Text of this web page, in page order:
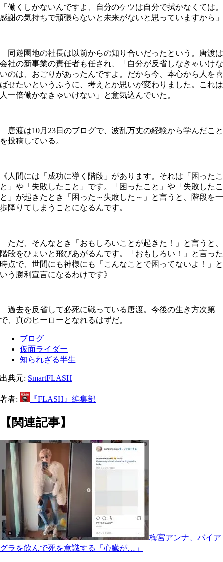
「働くしかないんですよ、自分のケツは自分で拭かなくては。
感謝の気持ちで頑張らないと未来がないと思っていますから」
同遊園地の社長は以前からの知り合いだったという。唐渡は
会社の新事業の責任者も任され、「自分が反省しなきゃいけな
いのは、おごりがあったんですよ。だから今、本心から人を喜
ばせたいというふうに、考えとか思いが変わりました。これは
人一倍働かなきゃいけない」と意気込んでいた。
唐渡は10月23日のブログで、波乱万丈の経験から学んだこと
を投稿している。
《人間には「成功に導く階段」があります。それは「困ったこ
と」や「失敗したこと」です。「困ったこと」や「失敗したこ
と」が起きたとき「困った～失敗した～」と言うと、階段を一
歩降りてしまうことになるんです。
ただ、そんなとき「おもしろいことが起きた！」と言うと、
階段をひょいと飛びあがるんです。「おもしろい！」と言った
時点で、世間にも神様にも「こんなことで困ってないよ！」と
いう勝利宣言になるわけです》
過去を反省して必死に戦っている唐渡。今後の生き方次第
で、真のヒーローとなれるはずだ。
ブログ
仮面ライダー
知られざる半生
出典元: SmartFLASH
著者: 『FLASH』編集部
【関連記事】
梅宮アンナ、バイア
グラを飲んで死を意識する「心臓が…」